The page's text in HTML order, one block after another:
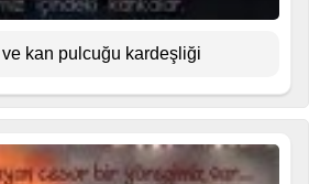
kan pulcuğu kardeşliği